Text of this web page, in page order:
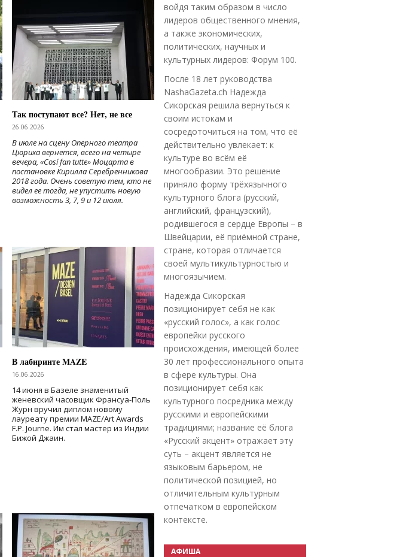
Так поступают все? Нет, не все
26.06.2026
В июле на сцену Оперного театра
Цюриха вернется, всего на четыре
вечера, «Cosí fan tutte» Моцарта в
постановке Кирилла Серебренникова
2018 года. Очень советую тем, кто не
видел ее тогда, не упустить новую
возможность 3, 7, 9 и 12 июля.
В лабиринте MAZE
16.06.2026
14 июня в Базеле знаменитый
женевский часовщик Франсуа-Поль
Журн вручил диплом новому
лауреату премии MAZE/Art Awards
F.P. Journe. Им стал мастер из Индии
Бижой Джаин.
войдя таким образом в число
лидеров общественного мнения,
а также экономических,
политических, научных и
культурных лидеров: Форум 100.
После 18 лет руководства
NashaGazeta.ch Надежда
Сикорская решила вернуться к
своим истокам и
сосредоточиться на том, что её
действительно увлекает: к
культуре во всём её
многообразии. Это решение
приняло форму трёхязычного
культурного блога (русский,
английский, французский),
родившегося в сердце Европы – в
Швейцарии, её приёмной стране,
стране, которая отличается
своей мультикультурностью и
многоязычием.
Надежда Сикорская
позиционирует себя не как
«русский голос», а как голос
европейки русского
происхождения, имеющей более
30 лет профессионального опыта
в сфере культуры. Она
позиционирует себя как
культурного посредника между
русскими и европейскими
традициями; название её блога
«Русский акцент» отражает эту
суть – акцент является не
языковым барьером, не
политической позицией, но
отличительным культурным
отпечатком в европейском
контексте.
АФИША